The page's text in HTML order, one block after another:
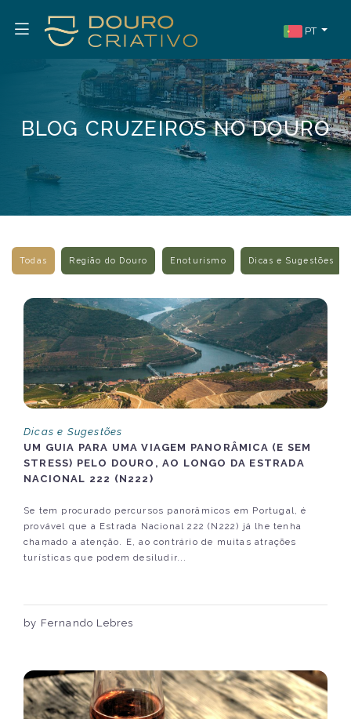
PT
BLOG CRUZEIROS NO DOURO
Todas Região do Douro Enoturismo Dicas e Sugestões
Dicas e Sugestões
UM GUIA PARA UMA VIAGEM PANORÂMICA (E SEM
STRESS) PELO DOURO, AO LONGO DA ESTRADA
NACIONAL 222 (N222)
Se tem procurado percursos panorâmicos em Portugal, é
provável que a Estrada Nacional 222 (N222) já lhe tenha
chamado a atenção. E, ao contrário de muitas atrações
turísticas que podem desiludir...
by Fernando Lebres